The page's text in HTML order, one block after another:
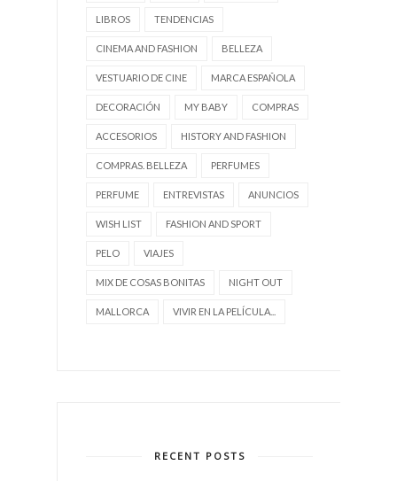
LIBROS TENDENCIAS
CINEMA AND FASHION BELLEZA
VESTUARIO DE CINE MARCA ESPAÑOLA
DECORACIÓN MY BABY COMPRAS
ACCESORIOS HISTORY AND FASHION
COMPRAS. BELLEZA PERFUMES
PERFUME ENTREVISTAS ANUNCIOS
WISH LIST FASHION AND SPORT
PELO VIAJES
MIX DE COSAS BONITAS NIGHT OUT
MALLORCA VIVIR EN LA PELÍCULA...
RECENT POSTS